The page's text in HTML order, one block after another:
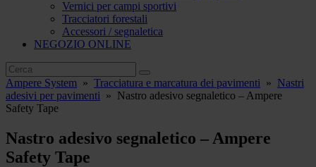
Vernici per campi sportivi
Tracciatori forestali
Accessori / segnaletica
NEGOZIO ONLINE
Ampere System » Tracciatura e marcatura dei pavimenti » Nastri
adesivi per pavimenti » Nastro adesivo segnaletico – Ampere
Safety Tape
Nastro adesivo segnaletico – Ampere
Safety Tape